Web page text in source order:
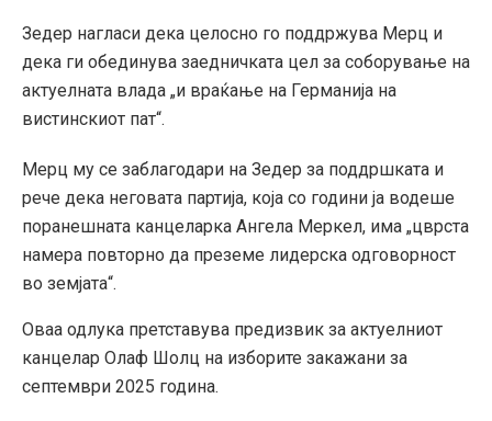
Зедер нагласи дека целосно го поддржува Мерц и
дека ги обединува заедничката цел за соборување на
актуелната влада „и враќање на Германија на
вистинскиот пат“.
Мерц му се заблагодари на Зедер за поддршката и
рече дека неговата партија, која со години ја водеше
поранешната канцеларка Ангела Меркел, има „цврста
намера повторно да преземе лидерска одговорност
во земјата“.
Оваа одлука претставува предизвик за актуелниот
канцелар Олаф Шолц на изборите закажани за
септември 2025 година.